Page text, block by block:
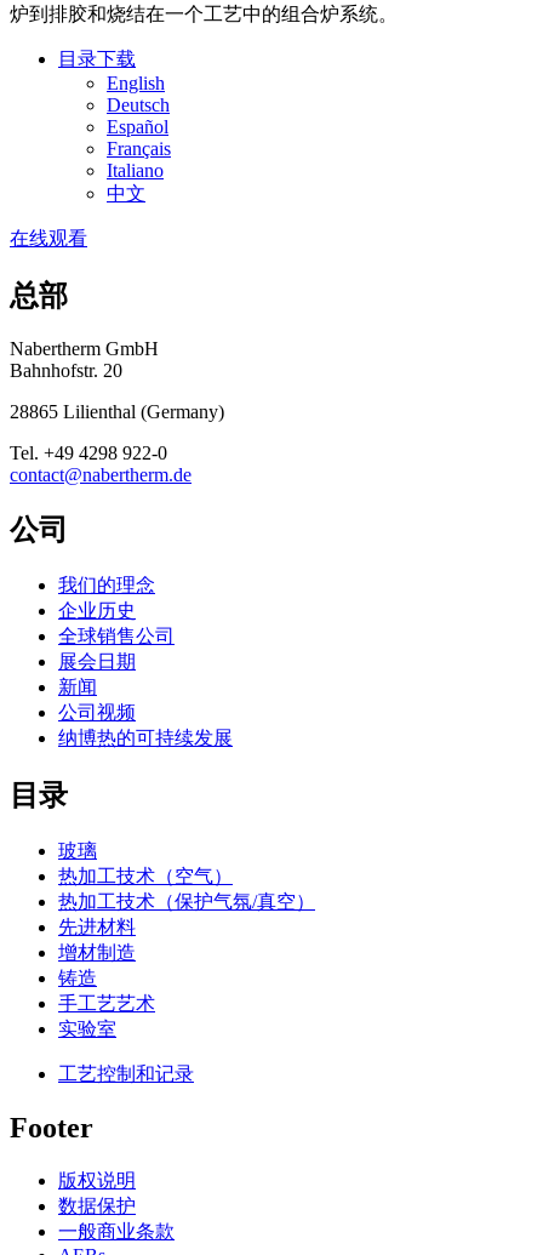
炉到排胶和烧结在一个工艺中的组合炉系统。
目录下载
English
Deutsch
Español
Français
Italiano
中文
在线观看
总部
Nabertherm GmbH
Bahnhofstr. 20
28865 Lilienthal (Germany)
Tel. +49 4298 922-0
contact@nabertherm.de
公司
我们的理念
企业历史
全球销售公司
展会日期
新闻
公司视频
纳博热的可持续发展
目录
玻璃
热加工技术（空气）
热加工技术（保护气氛/真空）
先进材料
增材制造
铸造
手工艺艺术
实验室
工艺控制和记录
Footer
版权说明
数据保护
一般商业条款